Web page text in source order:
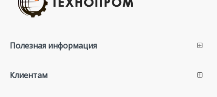
Полезная информация
Клиентам